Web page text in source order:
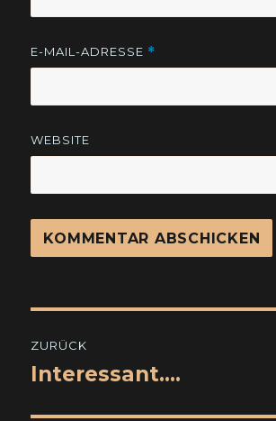
E-MAIL-ADRESSE *
WEBSITE
ZURÜCK
Vorheriger
Interessant….